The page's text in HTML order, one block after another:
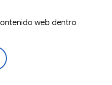
web dentro